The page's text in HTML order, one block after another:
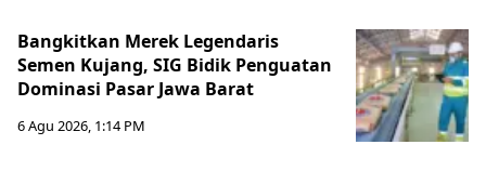
Bangkitkan Merek Legendaris
Semen Kujang, SIG Bidik Penguatan
Dominasi Pasar Jawa Barat
6 Agu 2026, 1:14 PM